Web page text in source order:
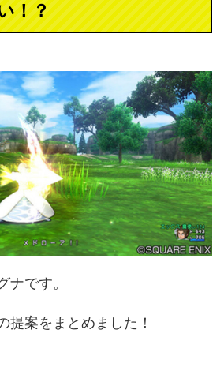
！？
ナです。
提案をまとめました！